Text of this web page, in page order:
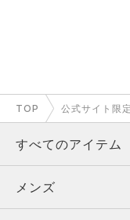
TOP 公式サイト限定
すべてのアイテム
メンズ
メンズ